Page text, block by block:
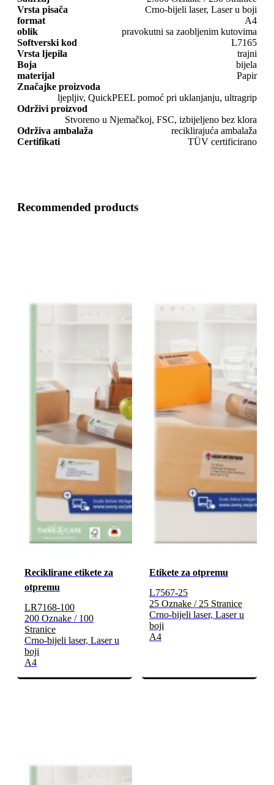
Vrsta pisača
Crno-bijeli laser, Laser u boji
format
A4
oblik
pravokutni sa zaobljenim kutovima
Softverski kod
L7165
Vrsta ljepila
trajni
Boja
bijela
materijal
Papir
Značajke proizvoda
ljepljiv, QuickPEEL pomoć pri uklanjanju, ultragrip
Održivi proizvod
Stvoreno u Njemačkoj, FSC, izbijeljeno bez klora
Održiva ambalaža
reciklirajuća ambalaža
Certifikati
TÜV certificirano
Recommended products
Reciklirane etikete za
otpremu
LR7168-100
200 Oznake / 100
Stranice
Crno-bijeli laser, Laser u
boji
A4
Etikete za otpremu
L7567-25
25 Oznake / 25 Stranice
Crno-bijeli laser, Laser u
boji
A4